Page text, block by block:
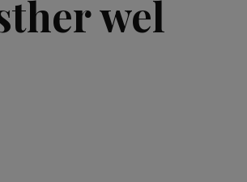
wel